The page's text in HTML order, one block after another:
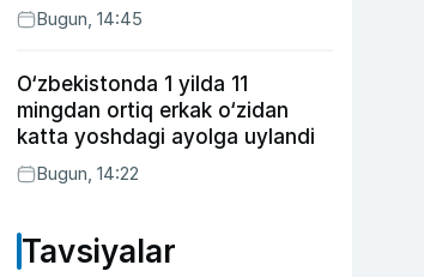
Bugun, 14:45
O‘zbekistonda 1 yilda 11
mingdan ortiq erkak o‘zidan
katta yoshdagi ayolga uylandi
Bugun, 14:22
Tavsiyalar